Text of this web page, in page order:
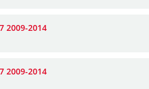
2009-2014
2009-2014